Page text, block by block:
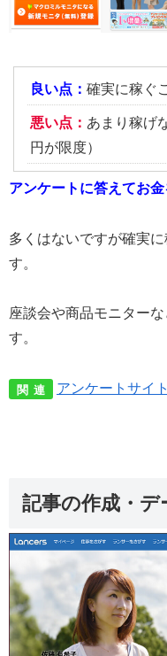
良い点： 確実に稼ぐ
悪い点： あまり稼げ
円が限度）
アンケートに答えてお
多くはないですが確実
す。
座談会や商品モニター
す。
関 連 アンケートサイ
記事の作成・デ